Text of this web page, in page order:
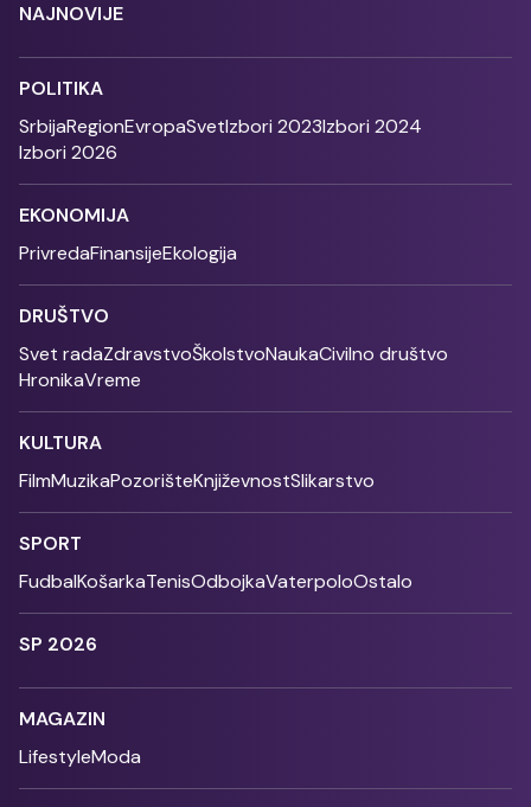
NAJNOVIJE
POLITIKA
SrbijaRegionEvropaSvetIzbori 2023Izbori 2024
Izbori 2026
EKONOMIJA
PrivredaFinansijeEkologija
DRUŠTVO
Svet radaZdravstvoŠkolstvoNaukaCivilno društvo
HronikaVreme
KULTURA
FilmMuzikaPozorišteKnjiževnostSlikarstvo
SPORT
FudbalKošarkaTenisOdbojkaVaterpoloOstalo
SP 2026
MAGAZIN
LifestyleModa